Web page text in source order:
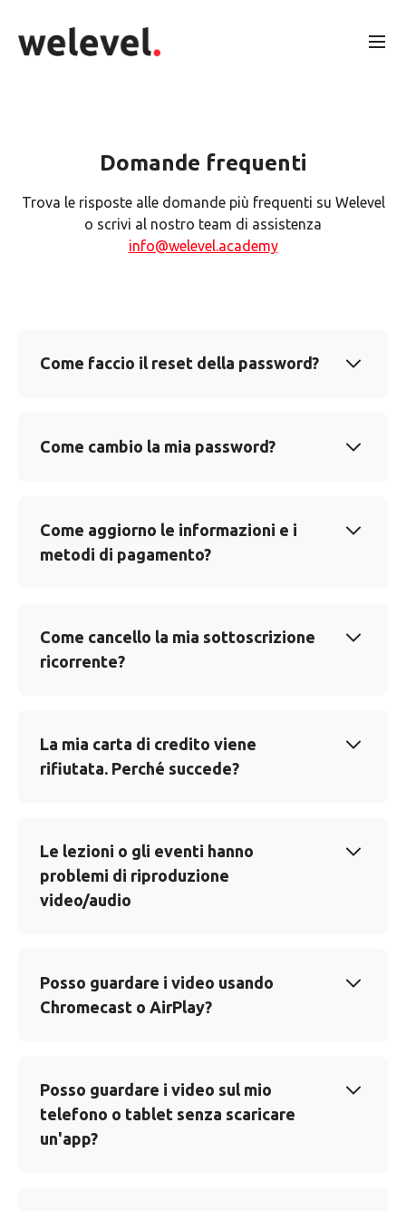
Domande frequenti
Trova le risposte alle domande più frequenti su Welevel
o scrivi al nostro team di assistenza
info@welevel.academy
Come faccio il reset della password?
Come cambio la mia password?
Come aggiorno le informazioni e i
metodi di pagamento?
Come cancello la mia sottoscrizione
ricorrente?
La mia carta di credito viene
rifiutata. Perché succede?
Le lezioni o gli eventi hanno
problemi di riproduzione
video/audio
Posso guardare i video usando
Chromecast o AirPlay?
Posso guardare i video sul mio
telefono o tablet senza scaricare
un'app?